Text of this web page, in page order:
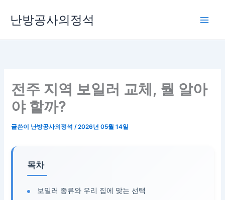
로
난방공사의정석
전주 지역 보일러 교체, 뭘 알아
야 할까?
글쓴이 난방공사의정석/2026년 05월 14일
목차
보일러 종류와 우리 집에 맞는 선택